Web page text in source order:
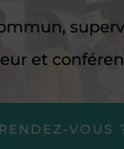
et
VOUS